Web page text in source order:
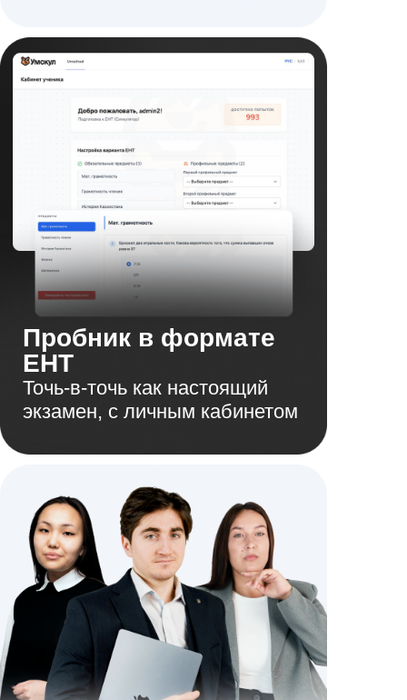
Пробник в формате
ЕНТ
Точь-в‑точь как настоящий
экзамен, с личным кабинетом